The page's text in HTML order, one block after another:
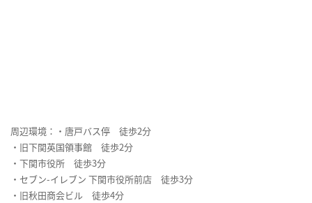
周辺環境：・唐戸バス停 徒歩2分
・旧下関英国領事館 徒歩2分
・下関市役所 徒歩3分
・セブン-イレブン 下関市役所前店 徒歩3分
・旧秋田商会ビル 徒歩4分